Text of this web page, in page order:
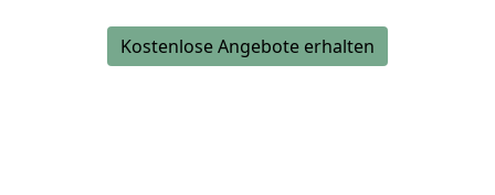
Kostenlose Angebote erhalten